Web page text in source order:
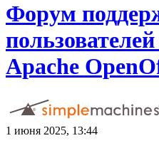
Форум
Apache
1 июня 2025, 13:44